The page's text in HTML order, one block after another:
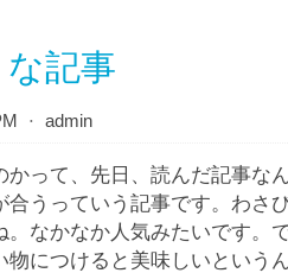
な記事
⋅ admin
かって、先日、読んだ記事な
合うっていう記事です。わさ
。なかなか人気みたいです。
物につけると美味しいという